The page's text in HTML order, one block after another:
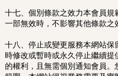
十七、個別條款之效力本會員
一部無效時，不影響其他條款之
十八、停止或變更服務本網站
時修改或暫時或永久停止繼續提
的權利，且無需個別通知會員